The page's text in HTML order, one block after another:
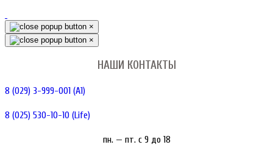
×
×
НАШИ КОНТАКТЫ
8 (029) 3-999-001 (A1)
8 (025) 530-10-10 (Life)
пн. — пт. c 9 до 18